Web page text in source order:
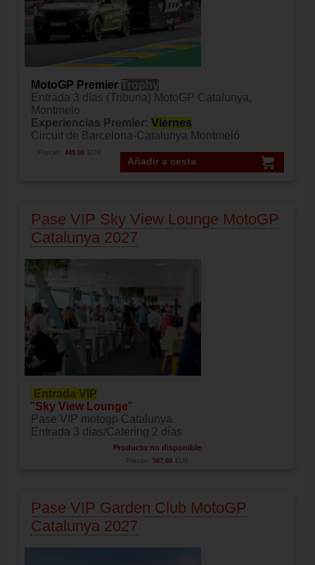
MotoGP Premier Trophy
Entrada 3 días (Tribuna) MotoGP Catalunya,
Montmelo
Experiencias Premier: Viernes
Circuit de Barcelona-Catalunya Montmeló
Añadir a cesta
Precio: 449.00 EUR
Pase VIP Sky View Lounge MotoGP
Catalunya 2027
Entrada VIP
"Sky View Lounge"
Pase VIP motogp Catalunya
Entrada 3 días/Catering 2 días
Producto no disponible
Precio: 587.00 EUR
Pase VIP Garden Club MotoGP
Catalunya 2027